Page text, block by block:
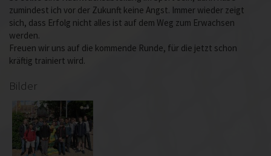
zumindest ich vor der Zukunft keine Angst. Immer wieder zeigt
sich, dass Erfolg nicht alles ist auf dem Weg zum Erwachsen
werden.
Freuen wir uns auf die kommende Runde, für die jetzt schon
kräftig trainiert wird.
Bilder